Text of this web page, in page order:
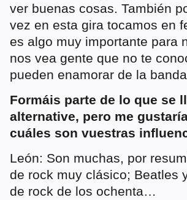
ver buenas cosas. También
vez en esta gira tocamos en
es algo muy importante para
nos vea gente que no te
pueden enamorar de la banda.
Formáis parte de lo que se
alternative, pero me
cuáles son vuestras
León: Son muchas, por
de rock muy clásico; Beatles
de rock de los ochenta…